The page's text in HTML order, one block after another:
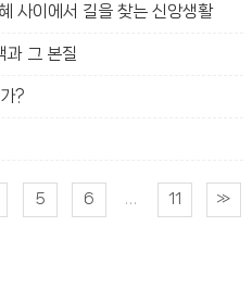
사이에서 길을 찾는 신앙생활
과 그 본질
?
5 6 ... 11 »